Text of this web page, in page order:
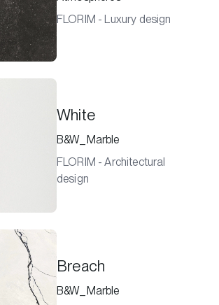
FLORIM - Luxury design
White
B&W_Marble
FLORIM - Architectural
design
Breach
B&W_Marble